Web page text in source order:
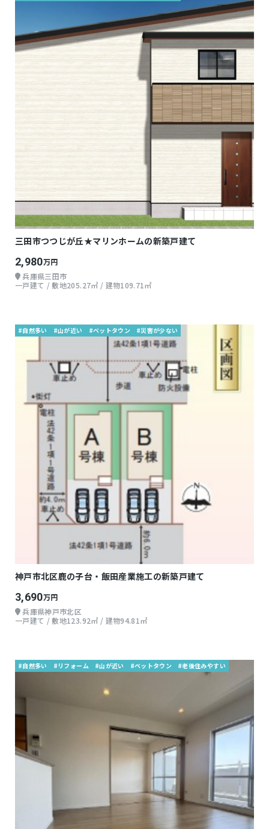
三田市つつじが丘★マリンホームの新築戸建て
2,980万円
兵庫県三田市
一戸建て / 敷地205.27㎡ / 建物109.71㎡
#自然多い #山が近い #ベットタウン #災害が少ない
神戸市北区鹿の子台・飯田産業施工の新築戸建て
3,690万円
兵庫県神戸市北区
一戸建て / 敷地123.92㎡ / 建物94.81㎡
#自然多い #リフォーム #山が近い #ベットタウン #老後住みやすい